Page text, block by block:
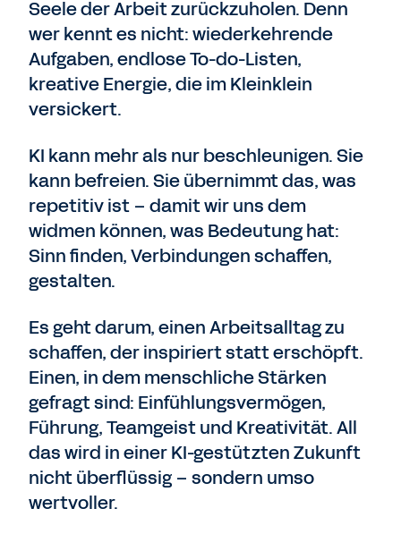
Seele der Arbeit zurückzuholen. Denn
wer kennt es nicht: wiederkehrende
Aufgaben, endlose To-do-Listen,
kreative Energie, die im Kleinklein
versickert.
KI kann mehr als nur beschleunigen. Sie
kann befreien. Sie übernimmt das, was
repetitiv ist – damit wir uns dem
widmen können, was Bedeutung hat:
Sinn finden, Verbindungen schaffen,
gestalten.
Es geht darum, einen Arbeitsalltag zu
schaffen, der inspiriert statt erschöpft.
Einen, in dem menschliche Stärken
gefragt sind: Einfühlungsvermögen,
Führung,Teamgeist und Kreativität. All
das wird in einer KI-gestützten Zukunft
nicht überflüssig – sondern umso
wertvoller.